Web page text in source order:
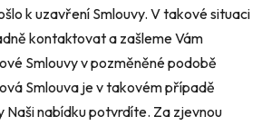
k uzavření Smlouvy. V takové situaci
kontaktovat a zašleme Vám
Smlouvy v pozměněné podobě
Smlouva je v takovém případě
Naši nabídku potvrdíte. Za zjevnou